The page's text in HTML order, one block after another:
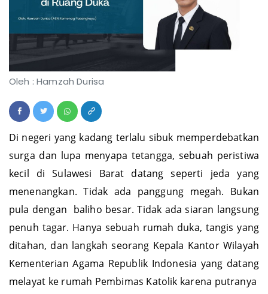
Di negeri yang kadang terlalu sibuk memperdebatkan
surga dan lupa menyapa tetangga, sebuah peristiwa
kecil di Sulawesi Barat datang seperti jeda yang
menenangkan. Tidak ada panggung megah. Bukan
pula dengan baliho besar. Tidak ada siaran langsung
penuh tagar. Hanya sebuah rumah duka, tangis yang
ditahan, dan langkah seorang Kepala Kantor Wilayah
Kementerian Agama Republik Indonesia yang datang